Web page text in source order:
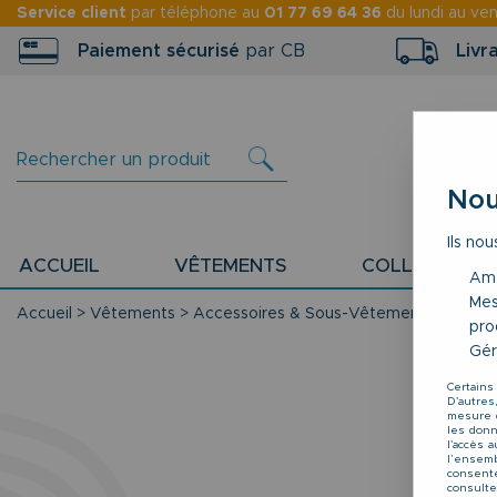
Service client par téléphone au 01 77 69 64 36 du lundi au
Paiement sécurisé par CB
ACCUEIL VÊTEMENTS COLLECTION
Accueil > Vêtements > Accessoires & Sous-Vêtements
Ils
mesure
les
l'accès